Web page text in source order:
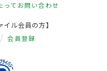
って お問い合わせ
イル会員の方】
会員登録